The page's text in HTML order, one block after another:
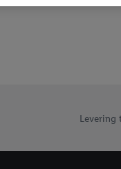
Levering
apparaten en
van de gegevens en
privacyverklaring .